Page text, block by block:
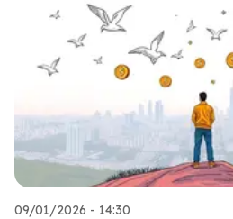
09/01/2026 - 14:30